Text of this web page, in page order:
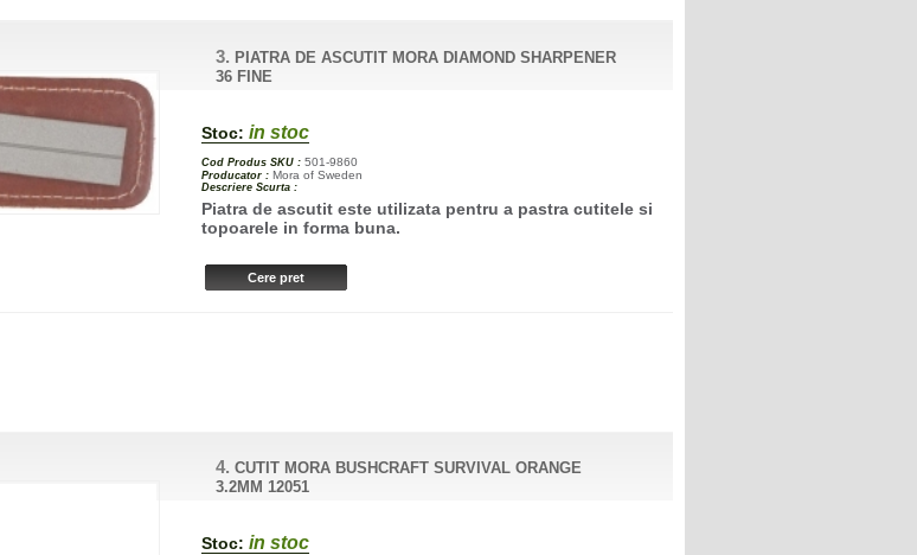
3. PIATRA DE ASCUTIT MORA DIAMOND SHARPENER
36 FINE
Stoc: in stoc
Cod Produs SKU : 501-9860
Producator : Mora of Sweden
Descriere Scurta :
Piatra de ascutit este utilizata pentru a pastra cutitele si
topoarele in forma buna.
4.CUTIT MORA BUSHCRAFT SURVIVAL ORANGE
3.2MM 12051
Stoc: in stoc